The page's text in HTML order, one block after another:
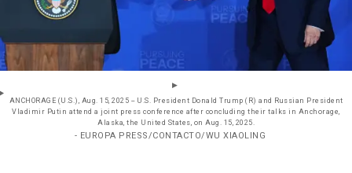
ANCHORAGE (U.S.), Aug. 15, 2025 -- U.S. President Donald Trump (R) and Russian President
Vladimir Putin attend a joint press conference after concluding their talks in Anchorage,
Alaska, the United States, on Aug. 15, 2025.
- EUROPA PRESS/CONTACTO/WU XIAOLING